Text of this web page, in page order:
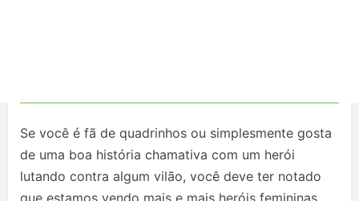
Se você é fã de quadrinhos ou simplesmente gosta
de uma boa história chamativa com um herói
lutando contra algum vilão, você deve ter notado
que estamos vendo mais e mais heróis femininas